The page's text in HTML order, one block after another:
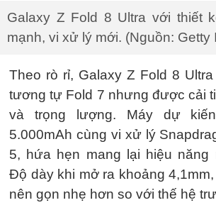
Galaxy Z Fold 8 Ultra với thiết
mạnh, vi xử lý mới. (Nguồn: Getty
Theo rò rỉ, Galaxy Z Fold 8
tương tự Fold 7 nhưng được cải
và trọng lượng. Máy dự
5.000mAh cùng vi xử lý
5, hứa hẹn mang lại hiệu năng
Độ dày khi mở ra khoảng
nên gọn nhẹ hơn so với thế hệ